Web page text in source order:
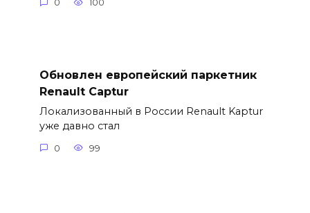
0 100
Обновлен европейский паркетник
Renault Captur
Локализованный в России Renault Kaptur
уже давно стал
0 99